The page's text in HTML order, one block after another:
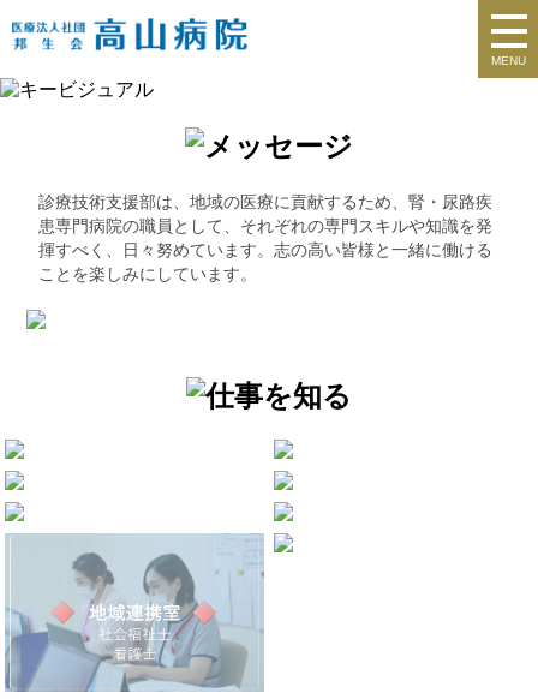
MENU
診療技術支援部は、地域の医療に貢献するため、腎・尿路疾
患専門病院の職員として、それぞれの専門スキルや知識を発
揮すべく、日々努めています。志の高い皆様と一緒に働ける
ことを楽しみにしています。